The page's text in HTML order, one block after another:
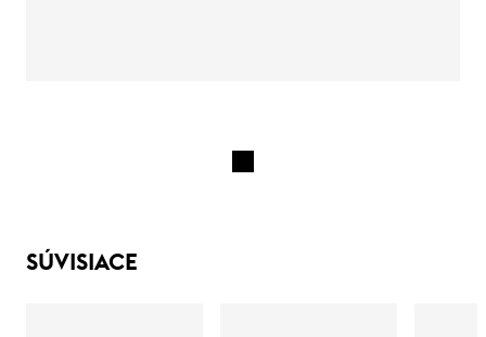
SÚVISIACE